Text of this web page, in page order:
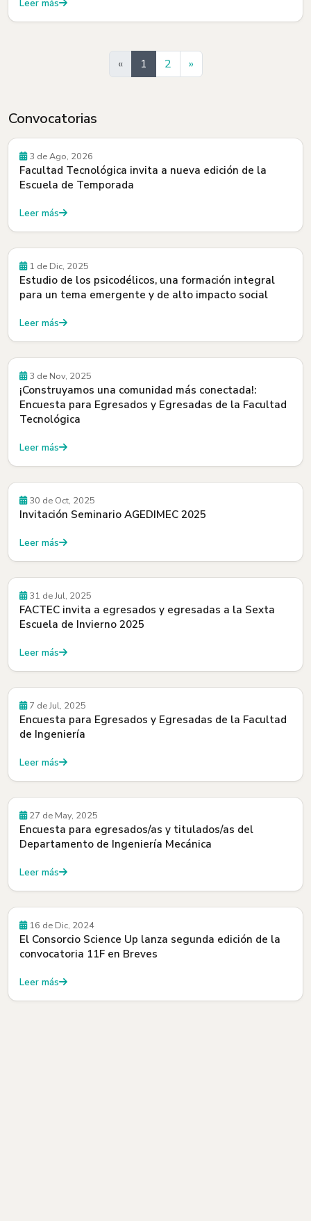
Leer más
« 1 2 »Siguiente
Convocatorias
Convocatorias
3 de Ago, 2026
Facultad Tecnológica invita a nueva edición de la
Escuela de Temporada
Leer más
Convocatorias
1 de Dic, 2025
Estudio de los psicodélicos, una formación integral
para un tema emergente y de alto impacto social
Leer más
Convocatorias
3 de Nov, 2025
¡Construyamos una comunidad más conectada!:
Encuesta para Egresados y Egresadas de la Facultad
Tecnológica
Leer más
Convocatorias
30 de Oct, 2025
Invitación Seminario AGEDIMEC 2025
Leer más
Convocatorias
31 de Jul, 2025
FACTEC invita a egresados y egresadas a la Sexta
Escuela de Invierno 2025
Leer más
Convocatorias
7 de Jul, 2025
Encuesta para Egresados y Egresadas de la Facultad
de Ingeniería
Leer más
Convocatorias
27 de May, 2025
Encuesta para egresados/as y titulados/as del
Departamento de Ingeniería Mecánica
Leer más
Convocatorias
16 de Dic, 2024
El Consorcio Science Up lanza segunda edición de la
convocatoria 11F en Breves
Leer más